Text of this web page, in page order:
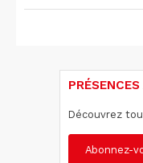
PRÉSENCES
Découvrez
Abonnez-